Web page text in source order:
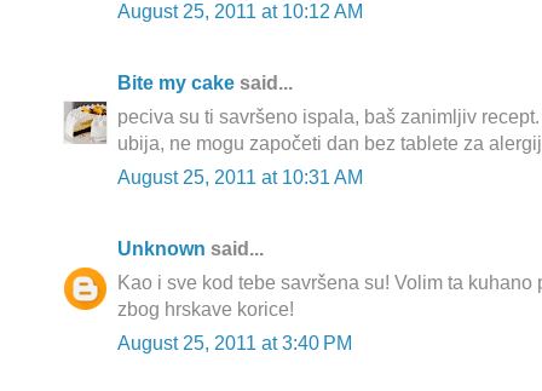
August 25, 2011 at 10:12 AM
Bite my cake said...
peciva su ti savršeno ispala, baš zanimljiv
ubija, ne mogu započeti dan bez tablete za
August 25, 2011 at 10:31 AM
Unknown said...
Kao i sve kod tebe savršena su! Volim ta
zbog hrskave korice!
August 25, 2011 at 3:40 PM